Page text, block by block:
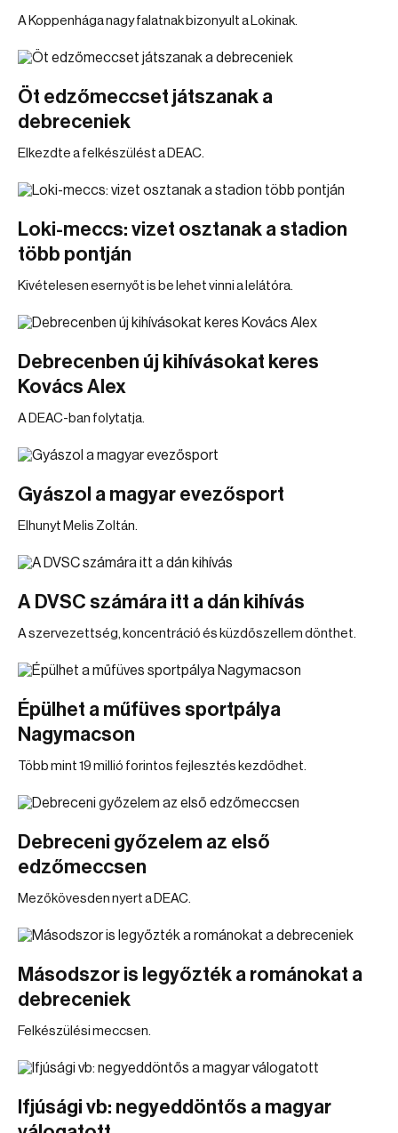
A Koppenhága nagy falatnak bizonyult a Lokinak.
Öt edzőmeccset játszanak a
debreceniek
Elkezdte a felkészülést a DEAC.
Loki-meccs: vizet osztanak a stadion
több pontján
Kivételesen esernyőt is be lehet vinni a lelátóra.
Debrecenben új kihívásokat keres
Kovács Alex
A DEAC-ban folytatja.
Gyászol a magyar evezősport
Elhunyt Melis Zoltán.
A DVSC számára itt a dán kihívás
A szervezettség, koncentráció és küzdőszellem dönthet.
Épülhet a műfüves sportpálya
Nagymacson
Több mint 19 millió forintos fejlesztés kezdődhet.
Debreceni győzelem az első
edzőmeccsen
Mezőkövesden nyert a DEAC.
Másodszor is legyőzték a románokat a
debreceniek
Felkészülési meccsen.
Ifjúsági vb: negyeddöntős a magyar